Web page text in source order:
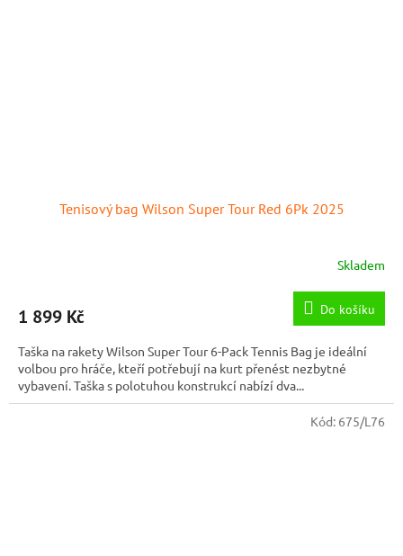
Tenisový bag Wilson Super Tour Red 6Pk 2025
Skladem
1 899 Kč Do košíku
Taška na rakety Wilson Super Tour 6-Pack Tennis Bag je ideální
volbou pro hráče, kteří potřebují na kurt přenést nezbytné
vybavení. Taška s polotuhou konstrukcí nabízí dva...
Kód: 675/L76